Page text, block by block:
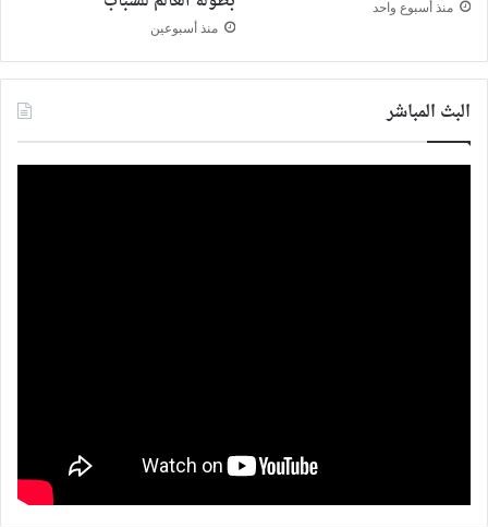
منذ أسبوع واحد
منذ أسبوعين
البث المباشر